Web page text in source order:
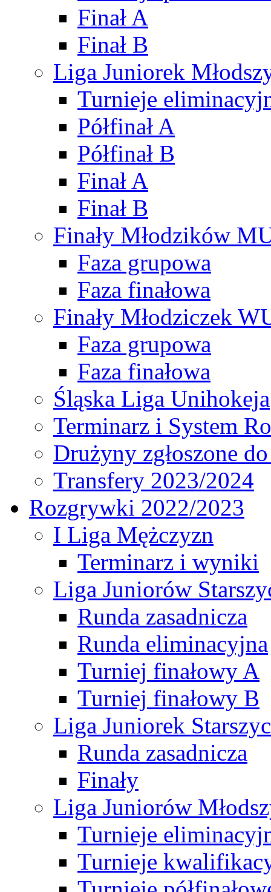
Finał A
Finał B
Liga Juniorek
Turnieje
Półfinał A
Półfinał B
Finał A
Finał B
Finały Młodzików
Faza grupowa
Faza finałowa
Finały Młodziczek
Faza grupowa
Faza finałowa
Śląska Liga Unihokeja
Terminarz i System
Drużyny zgłoszone
Transfery 2023/2024
Rozgrywki 2022/2023
I Liga Mężczyzn
Terminarz i wyniki
Liga Juniorów
Runda zasadnicza
Runda eliminacyjna
Turniej finałowy A
Turniej finałowy B
Liga Juniorek
Runda zasadnicza
Finały
Liga Juniorów
Turnieje
Turnieje